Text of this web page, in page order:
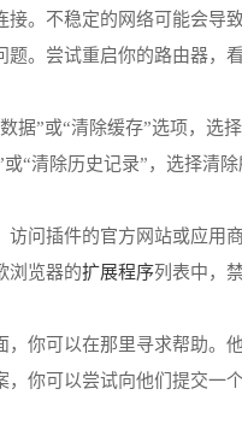
。不稳定的网络可能会导
。尝试重启你的路由器，
据”或“清除缓存”选项，选
“清除历史记录”，选择清
问插件的官方网站或应用
浏览器的扩展程序列表中，
你可以在那里寻求帮助。
你可以尝试向他们提交一